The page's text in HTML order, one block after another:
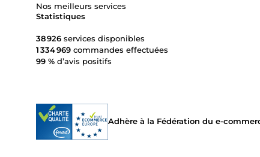
Statistiques
38 926 services disponibles
1 334 969 commandes effectuées
99 % d’avis positifs
Nos meilleurs services
Adhère à la Fédération du e-